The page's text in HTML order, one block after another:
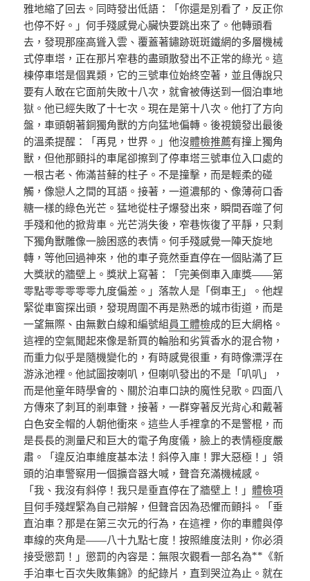
雅地縮了回去。同時發出低語：「你還是別看了，反正你
也停不好。」何手殘感覺心臟快要跳出來了。他轉頭看
去，發現那座高聳入雲、覆蓋著鏽跡斑斑鐵網的多層機械
式停車塔，正在那片窄巷的盡頭散發出不正常的綠光。這
棟停車塔是個異類，它的三號車位始終空著，並且傳說只
要有人敢在它面前失敗十八次，就會被傳送到一個泊車地
獄。他已經失敗了十七次。現在是第十八次。他打了方向
盤，車頭朝著銅獨角獸的方向猛地偏轉。後視鏡發出最後
的溫柔提醒：「再見，世界。」他沒體檢推薦有撞上獨角
獸，但他那顫抖的車尾卻擦到了停車塔三號車位入口處的
一根古老、佈滿苔蘚的柱子。不是撞擊，而是輕柔的碰
觸，像戀人之間的耳語。接著，一道濃郁的、像薄荷口香
糖一樣的綠色光芒。猛地從柱子爆發出來，瞬間吞噬了何
手殘和他的掀背車。光芒消失後，窄巷恢復了平靜，只剩
下獨角獸雕像一臉困惑的表情。何手殘感覺一陣天旋地
轉，等他回過神來，他的車子竟然垂直停在一個貼滿了巨
大獎狀的牆壁上。獎狀上寫著：「完美倒車入庫獎——第
零點零零零零零九度偏差。」落款人是「倒車王」。他趕
緊從車窗探出頭，發現周圍不再是熟悉的城市街道，而是
一望無際、由無數白線和編號組員工體檢成的巨大網格。
這裡的空氣聞起來像是新買的輪胎和劣質香水的混合物，
而重力似乎是隨機變化的，有時感覺很重，有時像漂浮在
游泳池裡。他試圖按喇叭，但喇叭發出的不是「叭叭」，
而是他童年時學會的、關於泊車口訣的魔性兒歌。四面八
方傳來了刺耳的剎車聲，接著，一群穿著反光背心和戴著
白色安全帽的人朝他衝來。這些人手裡拿的不是警棍，而
是長長的測量尺和巨大的電子角度儀，臉上的表情極度嚴
肅。「違反泊車維度基本法！斜停入庫！罪大惡極！」領
頭的泊車警察用一個擴音器大喊，聲音充滿機械感。
「我、我沒有斜停！我只是垂直停在了牆壁上！」體檢項
目何手殘趕緊為自己辯解，但聲音因為恐懼而顫抖。「垂
直泊車？那是在第三次元的行為，在這裡，你的車體與停
車線的夾角是——八十九點七度！按照維度法則，你必須
接受懲罰！」懲罰的內容是：無限次觀看一部名為**《新
手泊車七百次失敗集錦》的紀錄片，直到哭泣為止。就在